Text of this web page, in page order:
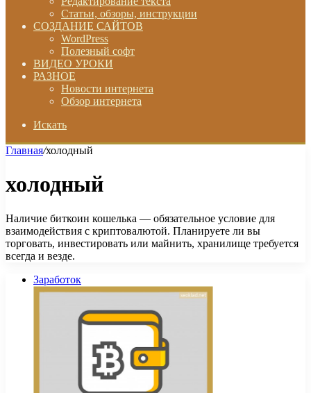
Статьи, обзоры, инструкции
СОЗДАНИЕ САЙТОВ
WordPress
Полезный софт
ВИДЕО УРОКИ
РАЗНОЕ
Новости интернета
Обзор интернета
Искать
Главная/холодный
холодный
Наличие биткоин кошелька — обязательное условие для
взаимодействия с криптовалютой. Планируете ли вы
торговать, инвестировать или майнить, хранилище требуется
всегда и везде.
Заработок